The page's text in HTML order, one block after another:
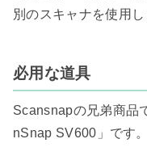
別のスキャナを使用し
必用な道具
Scansnapの兄弟商品
nSnap SV600」です。